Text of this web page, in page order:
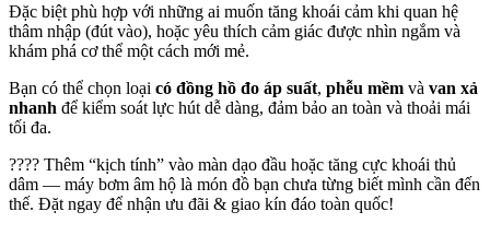
Đặc biệt phù hợp với những ai muốn tăng khoái cảm khi quan hệ
thâm nhập (đút vào), hoặc yêu thích cảm giác được nhìn ngắm và
khám phá cơ thể một cách mới mẻ.
Bạn có thể chọn loại có đồng hồ đo áp suất, phễu mềm và van xả
nhanh để kiểm soát lực hút dễ dàng, đảm bảo an toàn và thoải mái
tối đa.
???? Thêm “kịch tính” vào màn dạo đầu hoặc tăng cực khoái thủ
dâm — máy bơm âm hộ là món đồ bạn chưa từng biết mình cần đến
thế. Đặt ngay để nhận ưu đãi & giao kín đáo toàn quốc!